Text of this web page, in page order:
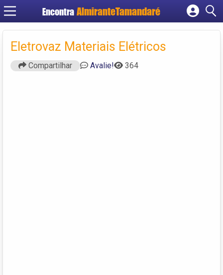
Encontra
Cadastrar empresa
Criar conta
Eletrovaz Materiais Elétricos
Compartilhar Avalie! 364